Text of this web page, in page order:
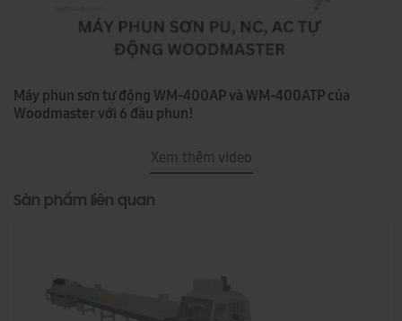
Máy phun sơn tự động WM-400AP và WM-400ATP của
Woodmaster với 6 đầu phun!
Xem thêm video
Sản phẩm liên quan